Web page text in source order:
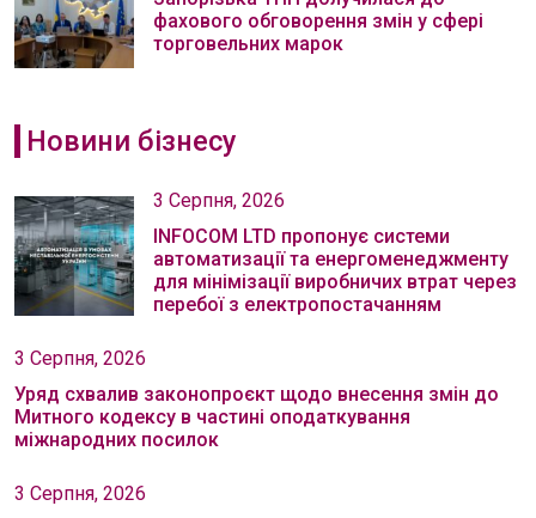
фахового обговорення змін у сфері
торговельних марок
Новини бізнесу
3 Серпня, 2026
INFOCOM LTD пропонує системи
автоматизації та енергоменеджменту
для мінімізації виробничих втрат через
перебої з електропостачанням
3 Серпня, 2026
Уряд схвалив законопроєкт щодо внесення змін до
Митного кодексу в частині оподаткування
міжнародних посилок
3 Серпня, 2026